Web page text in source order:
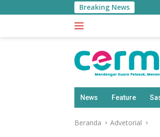
ke
Breaking News
News Feature
Beranda Advetorial